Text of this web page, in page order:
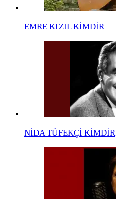
EMRE KIZIL KİMDİR
NİDA TÜFEKÇİ KİMDİR